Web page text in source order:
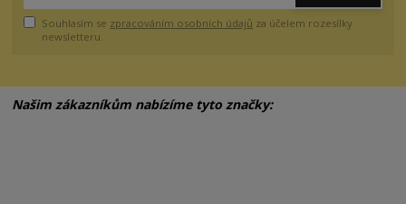
Souhlasím se zpracováním osobních údajů za účelem rozesílky
newsletteru.
Našim zákazníkům nabízíme tyto značky: